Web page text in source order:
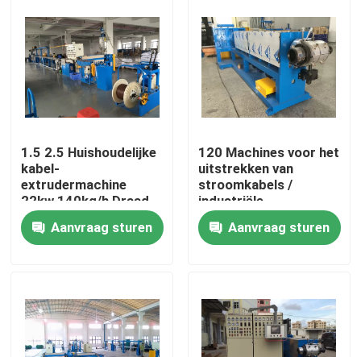
Thuis
Video's
1.5 2.5 Huishoudelijke
kabel-
extrudermachine
22kw 140kg/h Draad-
extrudermachine
Aanvraag sturen
120 Machines voor het
uitstrekken van
stroomkabels /
industriële
extrudermachines
Kabel 4*16 4*35
Aanvraag sturen